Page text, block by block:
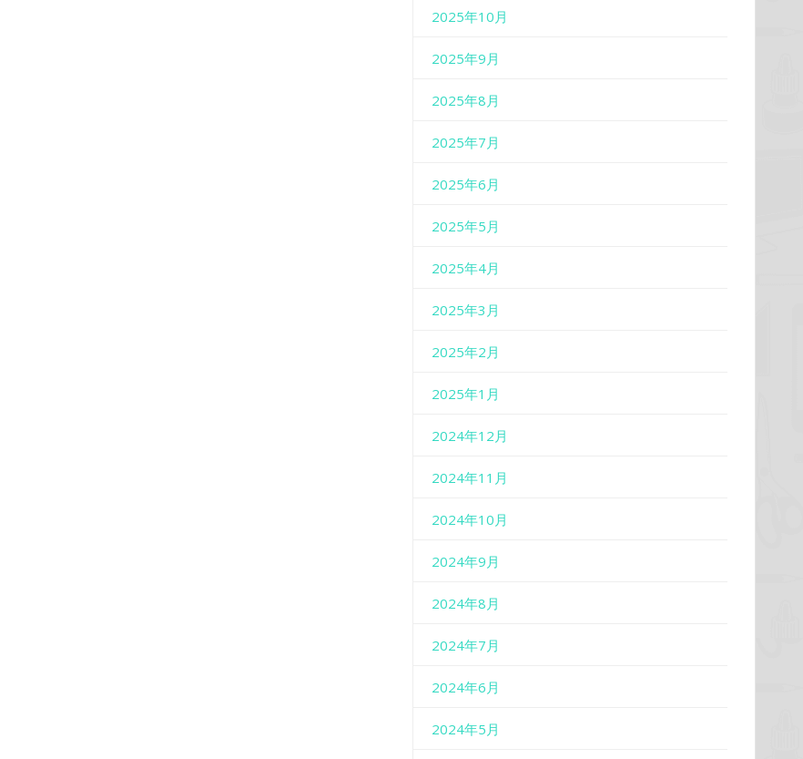
2025年10月
2025年9月
2025年8月
2025年7月
2025年6月
2025年5月
2025年4月
2025年3月
2025年2月
2025年1月
2024年12月
2024年11月
2024年10月
2024年9月
2024年8月
2024年7月
2024年6月
2024年5月